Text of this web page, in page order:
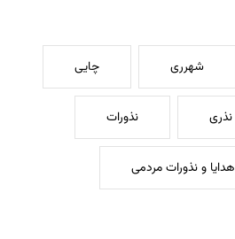
شهرری چایی
نذری نذورات
هدایا و نذورات مردمی